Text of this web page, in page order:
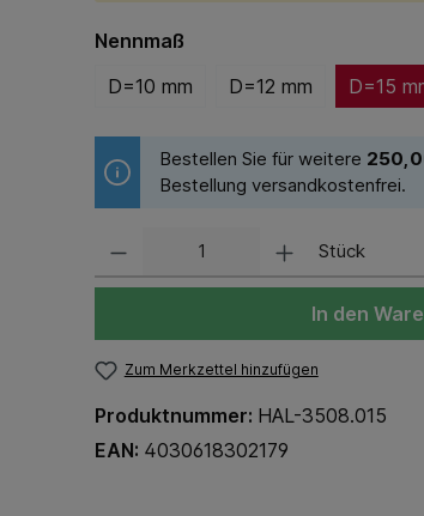
Nennmaß
D=10 mm
D=12 mm D=15
Bestellen Sie für weitere
Bestellung versandkostenfrei.
Stück
In den
Zum Merkzettel hinzufügen
Produktnummer: HAL-3508.015
EAN: 4030618302179